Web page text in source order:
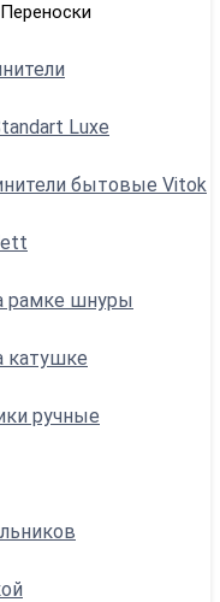
Luxe
бытовые Vitok
рамке шнуры
катушке
ручные